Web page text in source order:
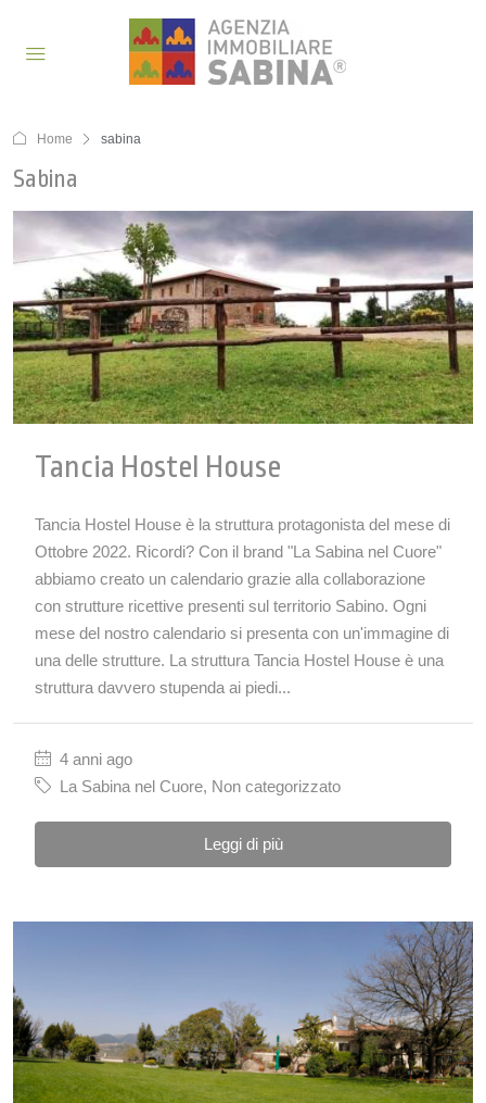
Home sabina
Sabina
Tancia Hostel House
Tancia Hostel House è la struttura protagonista del mese di
Ottobre 2022. Ricordi? Con il brand "La Sabina nel Cuore"
abbiamo creato un calendario grazie alla collaborazione
con strutture ricettive presenti sul territorio Sabino. Ogni
mese del nostro calendario si presenta con un'immagine di
una delle strutture. La struttura Tancia Hostel House è una
struttura davvero stupenda ai piedi...
4 anni ago
La Sabina nel Cuore, Non categorizzato
Leggi di più